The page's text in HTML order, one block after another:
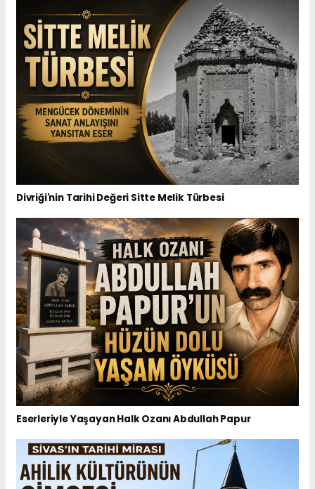
Divriği'nin Tarihi Değeri Sitte Melik Türbesi
Eserleriyle Yaşayan Halk Ozanı Abdullah Papur